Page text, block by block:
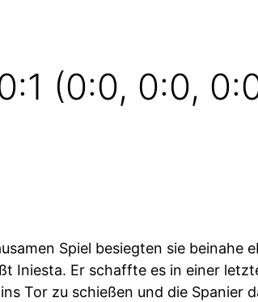
(0:0, 0:0,
Spiel besiegten sie beinahe
Iniesta. Er schaffte es in einer
Tor zu schießen und die Spanier